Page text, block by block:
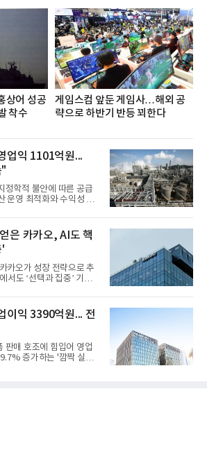
(e)는 NH농협캐피탈 MZ
된 자율 참여조직으로, 조
향상을 위한 다양한 활동
이로운 영향력을 조직전
상어 성공
착수
게임스컴 앞둔 게임사…해외 공
략으로 하반기 반등 꾀한다
업익 1101억원...
"
정학적 불안에 따른 공급
운영 최적화와 수익성 중
년 2분기 연결 기준 매출
1101억원을 기록했다고 7
화학 부문(롯데케미칼 기
롯데대산석화)이 매
23억원을 기록했다. 정기
에 따른 래깅 효과로 전분
만 흑자 전환 흐름을 유지
은 카카오, AI도 핵
'
카오가 성장 전략으로 추
서도 ‘선택과 집중’ 기조
, 카카오는 ‘카카오톡’이
한 AI 에이전트 서비스에
리한 사업 확장 과정에서
지 않고 핵심 역량에 집
.7일 업계에 따르면 카카
매출 2조985억원, 영업이
년 동기 대비 매출과 영업
이익 3390억원... 전
판매 호조에 힘입어 영업
증가하는 '깜짝 실